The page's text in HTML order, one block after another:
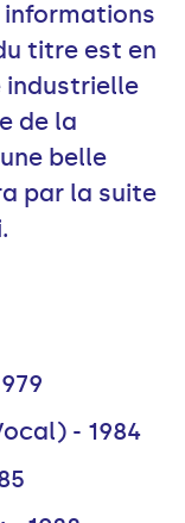
titre est en
industrielle
de la
belle
par la suite
- 1984